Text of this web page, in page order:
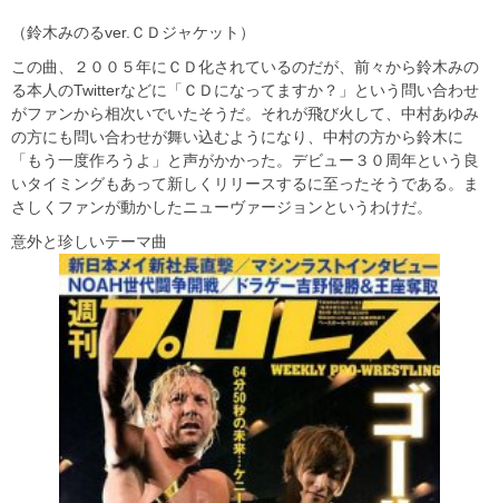
（鈴木みのるver.ＣＤジャケット）
この曲、２００５年にＣＤ化されているのだが、前々から鈴木みの
る本人のTwitterなどに「ＣＤになってますか？」という問い合わせ
がファンから相次いでいたそうだ。それが飛び火して、中村あゆみ
の方にも問い合わせが舞い込むようになり、中村の方から鈴木に
「もう一度作ろうよ」と声がかかった。デビュー３０周年という良
いタイミングもあって新しくリリースするに至ったそうである。ま
さしくファンが動かしたニューヴァージョンというわけだ。
意外と珍しいテーマ曲